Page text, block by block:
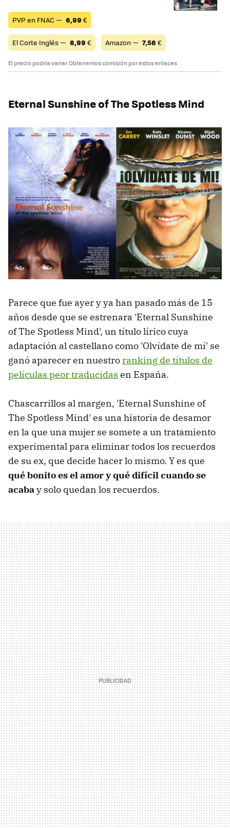
PVP en FNAC — 6,99 €
El Corte Inglés — 6,99 € Amazon — 7,56 €
El precio podría variar. Obtenemos comisión por estos enlaces
Eternal Sunshine of The Spotless Mind
Parece que fue ayer y ya han pasado más de 15
años desde que se estrenara 'Eternal Sunshine
of The Spotless Mind', un título lírico cuya
adaptación al castellano como 'Olvídate de mí' se
ganó aparecer en nuestroranking de títulos de
películas peor traducidas en España.
Chascarrillos al margen, 'Eternal Sunshine of
The Spotless Mind' es una historia de desamor
en la que una mujer se somete a un tratamiento
experimental para eliminar todos los recuerdos
de su ex, que decide hacer lo mismo. Y es que
qué bonito es el amor y qué difícil cuando se
acabay solo quedan los recuerdos.